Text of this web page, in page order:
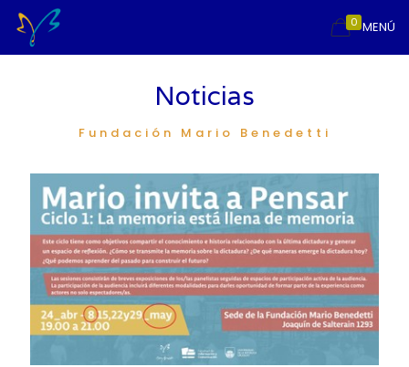
MENÚ
0
Noticias
Fundación Mario Benedetti